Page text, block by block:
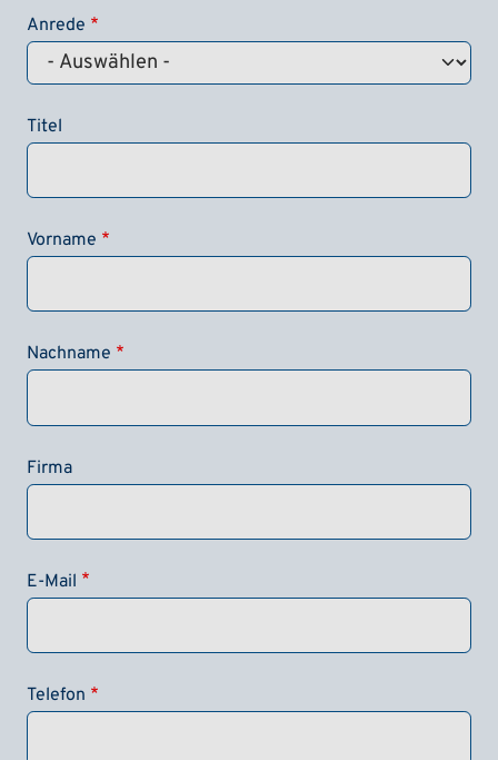
Anrede
Titel
Vorname
Nachname
Firma
E-Mail
Telefon